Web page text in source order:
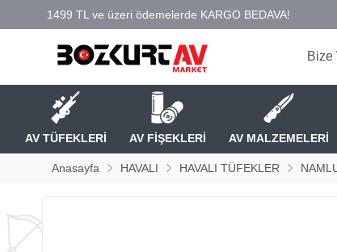
Bize
AV TÜFEKLERİ AV FİŞEKLERİ AV MALZEMELERİ
Anasayfa HAVALI HAVALI TÜFEKLER